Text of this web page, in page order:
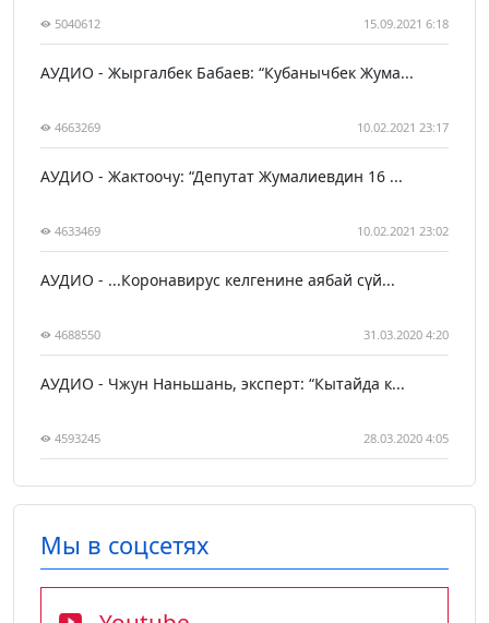
5040612 15.09.2021 6:18
АУДИО - Жыргалбек Бабаев: “Кубанычбек Жума...
4663269 10.02.2021 23:17
АУДИО - Жактоочу: “Депутат Жумалиевдин 16 ...
4633469 10.02.2021 23:02
АУДИО - ...Коронавирус келгенине аябай сүй...
4688550 31.03.2020 4:20
АУДИО - Чжун Наньшань, эксперт: “Кытайда к...
4593245 28.03.2020 4:05
Мы в соцсетях